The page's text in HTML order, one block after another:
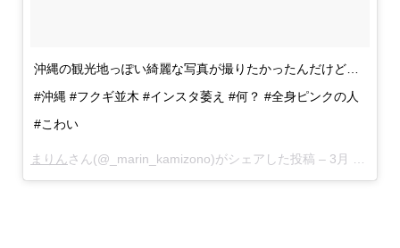
沖縄の観光地っぽい綺麗な写真が撮りたかったんだけど…
#沖縄 #フクギ並木 #インスタ萎え #何？ #全身ピンクの人
#こわい
まりんさん(@_marin_kamizono)がシェアした投稿 – 3月 7, 2018 at 10:03午前 PST